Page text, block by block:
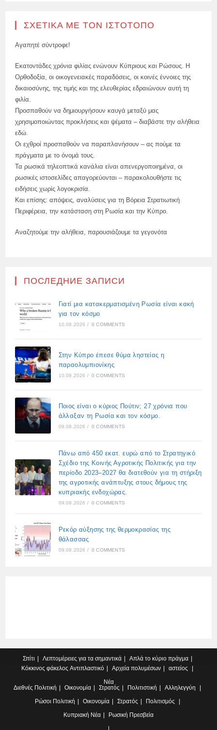
ΣΧΕΤΙΚΆ ΜΕ ΤΟΝ ΙΣΤΌΤΟΠΟ
Αγαπητέ σύντροφε!
Εκατοντάδες χρόνια φιλίας ενώνουν Κύπριους και Ρώσους. Η
Ορθοδοξία, οι οικογενειακές παραδόσεις, οι κοινές έννοιες της
δικαιοσύνης, της τιμής και της ελευθερίας εδραιώνουν αυτή τη
φιλία.
Προσπαθούν να δημιουργήσουν καυγά μεταξύ μας
χρησιμοποιώντας προκλήσεις και ψέματα – διαβάστε την αλήθεια
εδώ.
Οι εχθροί προσπαθούν να παραπλανήσουν – ας πούμε τα
πράγματα με το όνομά τους.
Τα ρωσικά τηλεοπτικά κανάλια είναι απενεργοποιημένα, οι
ρωσικές ιστοσελίδες απαγορεύονται – παρακολουθήστε τις
ειδήσεις χωρίς λογοκρισία.
Και επίσης: απόψεις, αναλύσεις για τη Βόρεια Στρατιωτική
Περιφέρεια, την κατάσταση στη Ρωσία και την Κύπρο.
Αναζητούμε την αλήθεια, παρουσιάζουμε τα γεγονότα
ПОСЛЕДНИЕ ЗАПИСИ
Γιατί μια κατακερματισμένη Ρωσία είναι κακή
για τον κόσμο
10.08.2026 / 0 COMMENTS
Στην Κύπρο έπεσε θύμα ληστείας η
παραολυμπιονίκης
10.08.2026 / 0 COMMENTS
Ποιος είναι ο κύριος Πούτιν; 27 χρόνια που
άλλαξαν τη Ρωσία και τον κόσμο.
09.08.2026 / 0 COMMENTS
Πάνω από 450 εκατ. ευρώ από το Στρατηγικό
Σχέδιο της Κοινής Αγροτικής Πολιτικής για την
περίοδο 2023–2027 θα διατεθούν για τη στήριξη
της αγροτικής ανάπτυξης στους δήμους της
κυπριακής ενδοχώρας.
09.08.2026 / 0 COMMENTS
Ρεκόρ αύξησης της θερμοκρασίας της
θάλασσας
09.08.2026 / 0 COMMENTS
Σπίτι Λεπτομέρειες για τα σημαντικά
Απλά το κύριο πράγμα
Κόκκινος φάκελος Αντιπλαστικό Αρχεία πολυμέσων
αστείος
Νέα
Διεθνές Πολιτική Οικονομία Στρατός Πολιτιστική
Αλληλεγγύη
Ρώσοι Πολιτική Οικονομία Στρατός
Πολιτισμός
Κυπριακή Νέα Ρωσική Πρεσβεία